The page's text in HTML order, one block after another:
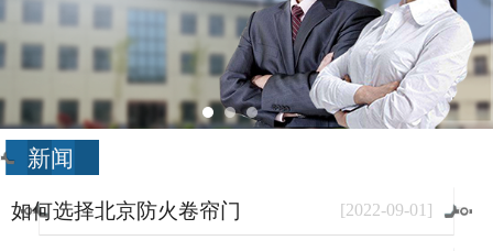
新闻
如何选择北京防火卷帘门 [2022-09-01 ]